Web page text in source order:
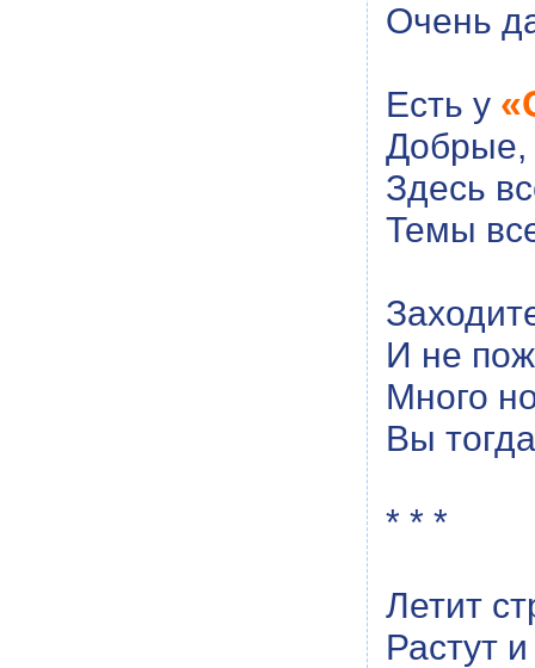
Очень
Есть у
Здесь
Темы
И не
Много
Вы
* * *
Летит
Растут